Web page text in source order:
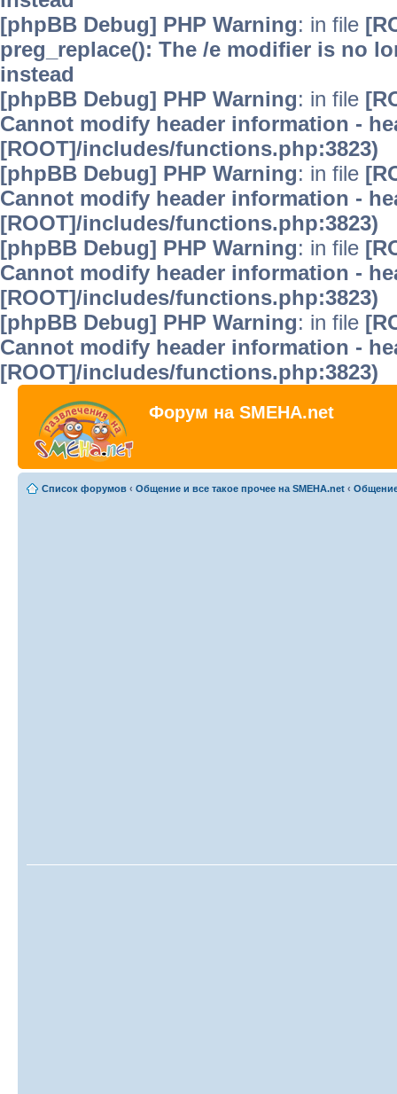
[phpBB Debug] PHP Warning: in file
preg_replace(): The /e modifier is no
instead
[phpBB Debug] PHP Warning: in file
Cannot modify header information -
[ROOT]/includes/functions.php:3823)
[phpBB Debug] PHP Warning: in file
Cannot modify header information -
[ROOT]/includes/functions.php:3823)
[phpBB Debug] PHP Warning: in file
Cannot modify header information -
[ROOT]/includes/functions.php:3823)
[phpBB Debug] PHP Warning: in file
Cannot modify header information -
[ROOT]/includes/functions.php:3823)
Форум на SMEHA.net
Список форумов ‹ Общение и все такое прочее на SMEHA.net ‹